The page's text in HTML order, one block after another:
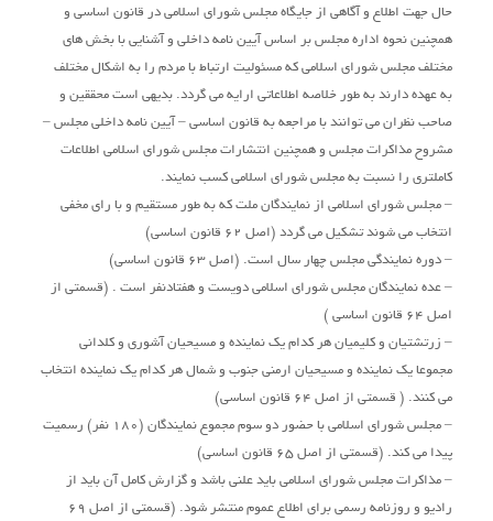
حال جهت اطلاع و آگاهی از جایگاه مجلس شورای اسلامی در قانون اساسی و
همچنین نحوه اداره مجلس بر اساس آیین نامه داخلی و آشنایی با بخش های
مختلف مجلس شورای اسلامی که مسئولیت ارتباط با مردم را به اشکال مختلف
به عهده دارند به طور خلاصه اطلاعاتی ارایه می گردد. بدیهی است محققین و
صاحب نظران می توانند با مراجعه به قانون اساسی – آیین نامه داخلی مجلس –
مشروح مذاکرات مجلس و همچنین انتشارات مجلس شورای اسلامی اطلاعات
کاملتری را نسبت به مجلس شورای اسلامی کسب نمایند.
– مجلس شورای اسلامی از نمایندگان ملت که به طور مستقیم و با رای مخفی
انتخاب می شوند تشکیل می گردد (اصل 62 قانون اساسی)
– دوره نمایندگی مجلس چهار سال است. (اصل 63 قانون اساسی)
– عده نمایندگان مجلس شورای اسلامی دویست و هفتادنفر است . (قسمتی از
اصل 64 قانون اساسی )
– زرتشتیان و کلیمیان هر کدام یک نماینده و مسیحیان آشوری و کلدانی
مجموعا یک نماینده و مسیحیان ارمنی جنوب و شمال هر کدام یک نماینده انتخاب
می کنند. ( قسمتی از اصل 64 قانون اساسی)
– مجلس شورای اسلامی با حضور دو سوم مجموع نمایندگان (180 نفر) رسمیت
پیدا می کند. (قسمتی از اصل 65 قانون اساسی)
– مذاکرات مجلس شورای اسلامی باید علنی باشد و گزارش کامل آن باید از
رادیو و روزنامه رسمی برای اطلاع عموم منتشر شود. (قسمتی از اصل 69